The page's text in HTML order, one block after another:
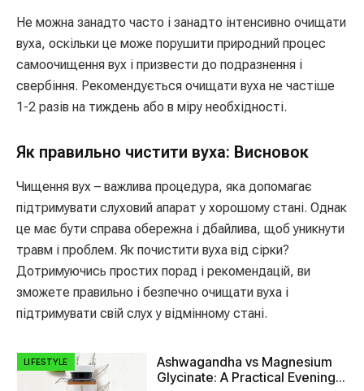
Не можна занадто часто і занадто інтенсивно очищати
вуха, оскільки це може порушити природний процес
самоочищення вух і призвести до подразнення і
свербіння. Рекомендується очищати вуха не частіше
1-2 разів на тиждень або в міру необхідності.
Як правильно чистити вуха: Висновок
Чищення вух – важлива процедура, яка допомагає
підтримувати слуховий апарат у хорошому стані. Однак
це має бути справа обережна і дбайлива, щоб уникнути
травм і проблем. Як почистити вуха від сірки?
Дотримуючись простих порад і рекомендацій, ви
зможете правильно і безпечно очищати вуха і
підтримувати свій слух у відмінному стані.
LIFESTYLE
Ashwagandha vs Magnesium
Glycinate: A Practical Evening